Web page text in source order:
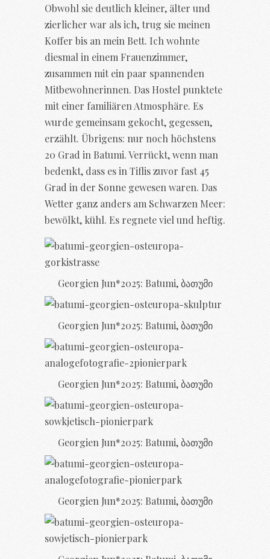
Obwohl sie deutlich kleiner, älter und
zierlicher war als ich, trug sie meinen
Koffer bis an mein Bett. Ich wohnte
diesmal in einem Frauenzimmer,
zusammen mit ein paar spannenden
Mitbewohnerinnen. Das Hostel punktete
mit einer familiären Atmosphäre. Es
wurde gemeinsam gekocht, gegessen,
erzählt. Übrigens: nur noch höchstens
20 Grad in Batumi. Verrückt, wenn man
bedenkt, dass es in Tiflis zuvor fast 45
Grad in der Sonne gewesen waren. Das
Wetter ganz anders am Schwarzen Meer:
bewölkt, kühl. Es regnete viel und heftig.
Georgien Jun*2025: Batumi, ბათუმი
Georgien Jun*2025: Batumi, ბათუმი
Georgien Jun*2025: Batumi, ბათუმი
Georgien Jun*2025: Batumi, ბათუმი
Georgien Jun*2025: Batumi, ბათუმი